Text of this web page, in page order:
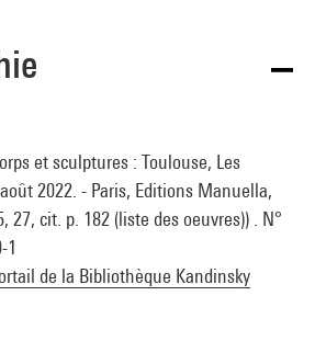
et sculptures : Toulouse, Les
2022. - Paris, Editions Manuella,
27, cit. p. 182 (liste des oeuvres)) . N°
1
de la Bibliothèque Kandinsky